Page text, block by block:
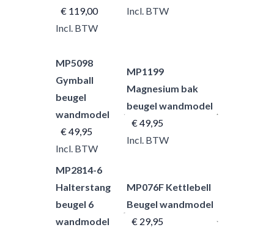
€ 119,00
Incl. BTW
Incl. BTW
MP5098
Gymball
beugel
wandmodel
€ 49,95
Incl. BTW
MP1199
Magnesium bak
beugel wandmodel
€ 49,95
Incl. BTW
MP2814-6
Halterstang
beugel 6
wandmodel
MP076F Kettlebell
Beugel wandmodel
€ 29,95